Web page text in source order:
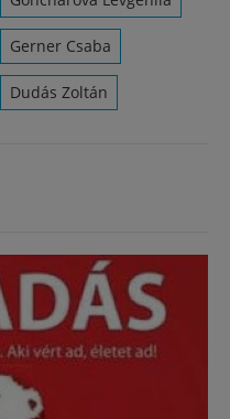
Gerner Csaba
Dudás Zoltán